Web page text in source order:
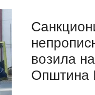
возила
Општина